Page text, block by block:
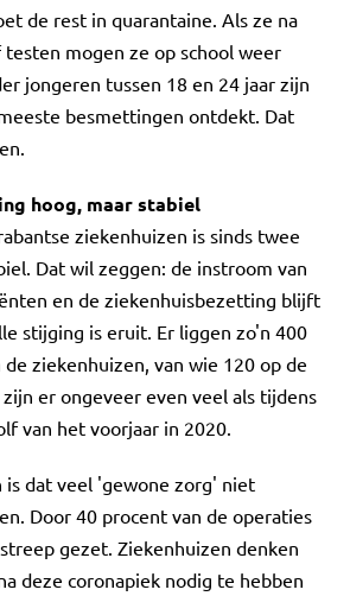
de rest in quarantaine. Als ze na
mogen ze op school weer
jongeren tussen 18 en 24 jaar zijn
besmettingen ontdekt. Dat
hoog, maar stabiel
ziekenhuizen is sinds twee
Dat wil zeggen: de instroom van
en de ziekenhuisbezetting blijft
stijging is eruit. Er liggen zo'n 400
ziekenhuizen, van wie 120 op de
er ongeveer even veel als tijdens
van het voorjaar in 2020.
is dat veel 'gewone zorg' niet
Door 40 procent van de operaties
gezet. Ziekenhuizen denken
deze coronapiek nodig te hebben